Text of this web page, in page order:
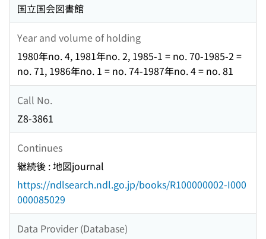
国立国会図書館
Year and volume of holding
1980年no. 4, 1981年no. 2, 1985-1 = no. 70-1985-2 =
no. 71, 1986年no. 1 = no. 74-1987年no. 4 = no. 81
Call No.
Z8-3861
Continues
継続後 : 地図journal
https://ndlsearch.ndl.go.jp/books/R100000002-I000
000085029
Data Provider (Database)